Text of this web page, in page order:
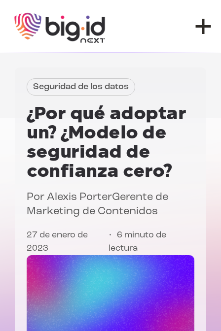
Seguridad de los datos
¿Por qué adoptar
un? ¿Modelo de
seguridad de
confianza cero?
Por Alexis PorterGerente de
Marketing de Contenidos
27 de enero de
2023
6 minuto de
lectura